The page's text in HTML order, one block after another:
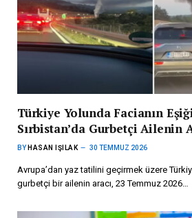
Türkiye Yolunda Facianın
Sırbistan’da Gurbetçi Ailenin
BY HASAN IŞILAK 30 TEMMUZ 2026
Avrupa’dan yaz tatilini geçirmek üzere
gurbetçi bir ailenin aracı, 23 Temmuz 2026…